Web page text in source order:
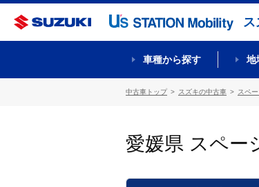
ス
車種から探す 地
中古車トップ スズキの中古車 スペ
愛媛県 スペー